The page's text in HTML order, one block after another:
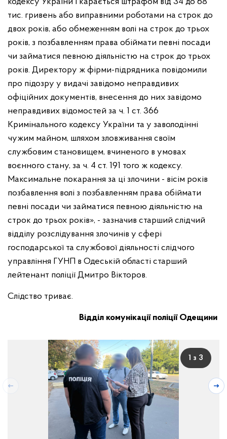
тис. гривень або виправними роботами на строк до
двох років, або обмеженням волі на строк до трьох
років, з позбавленням права обіймати певні посади
чи займатися певною діяльністю на строк до трьох
років. Директору ж фірми-підрядника повідомили
про підозру у видачі завідомо неправдивих
офіційних документів, внесення до них завідомо
неправдивих відомостей за ч. 1 ст. 366
Кримінального кодексу України та у заволодінні
чужим майном, шляхом зловживання своїм
службовим становищем, вчиненого в умовах
воєнного стану, за ч. 4 ст. 191 того ж кодексу.
Максимальне покарання за ці злочини - вісім років
позбавлення волі з позбавленням права обіймати
певні посади чи займатися певною діяльністю на
строк до трьох років», - зазначив старший слідчий
відділу розслідування злочинів у сфері
господарської та службової діяльності слідчого
управління ГУНП в Одеській області старший
лейтенант поліції Дмитро Вікторов.
Слідство триває.
Відділ комунікації поліції Одещини
1 з 3